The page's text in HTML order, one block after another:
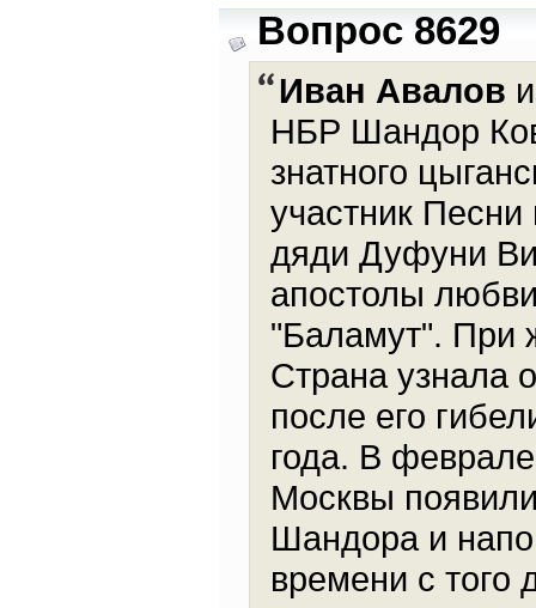
Вопрос 8629
Иван Авалов
НБР Шандор
знатного
участник
дяди Дуфуни
апостолы
"Баламут". При
Страна узнала
после его
года. В
Москвы
Шандора и
времени с того